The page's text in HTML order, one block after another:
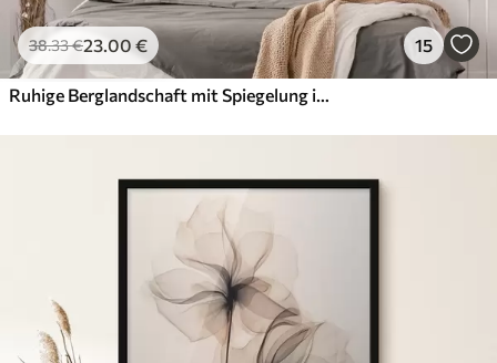
38.33€23.00 € 15
Ruhige Berglandschaft mit Spiegelung im Wasser